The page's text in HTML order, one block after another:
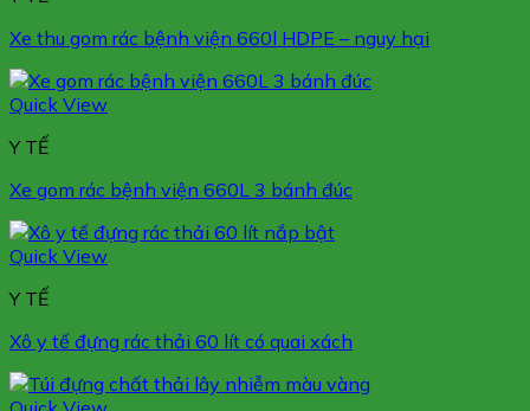
Xe thu gom rác bệnh viện 660l HDPE – nguy hại
Quick View
Y TẾ
Xe gom rác bệnh viện 660L 3 bánh đúc
Quick View
Y TẾ
Xô y tế đựng rác thải 60 lít có quai xách